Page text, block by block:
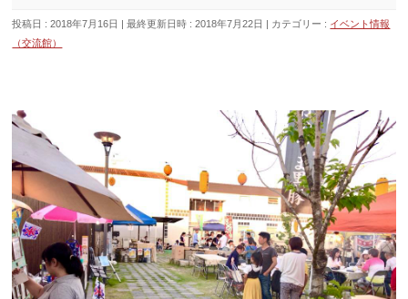
投稿日 : 2018年7月16日 最終更新日時 : 2018年7月22日 カテゴリー : イベント情報
（交流館）